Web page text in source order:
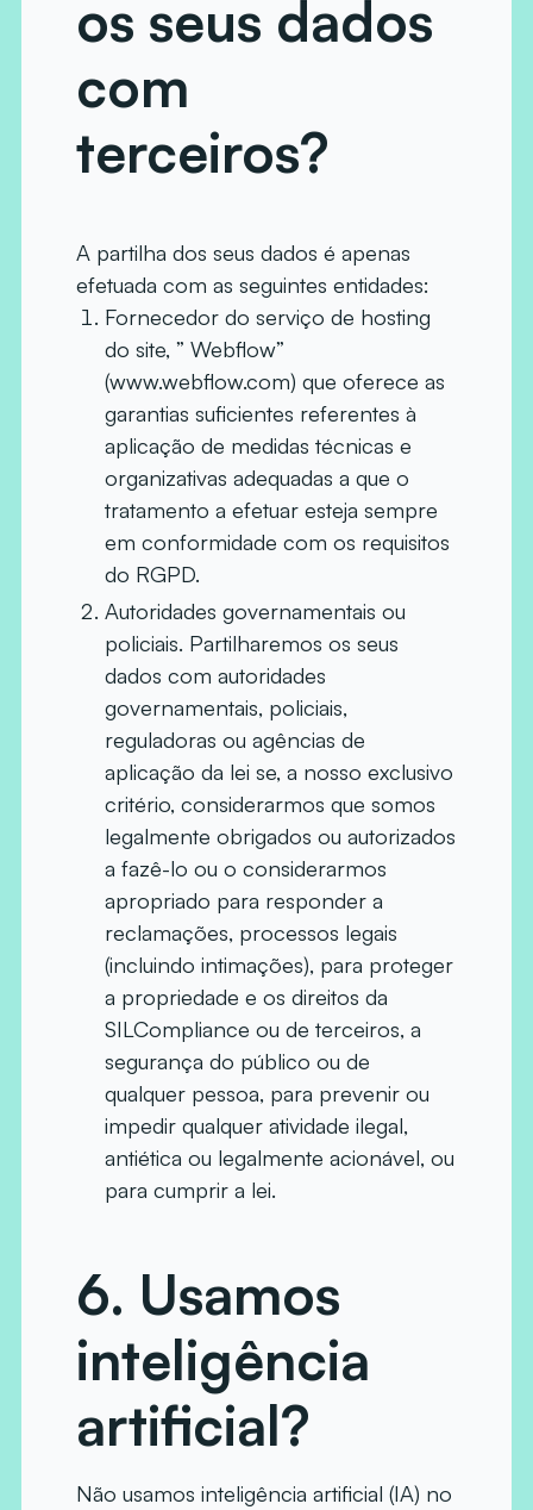
os seus dados
com
terceiros?
A partilha dos seus dados é apenas
efetuada com as seguintes entidades:
Fornecedor do serviço de hosting
do site, ” Webflow”
(www.webflow.com) que oferece as
garantias suficientes referentes à
aplicação de medidas técnicas e
organizativas adequadas a que o
tratamento a efetuar esteja sempre
em conformidade com os requisitos
do RGPD.
Autoridades governamentais ou
policiais. Partilharemos os seus
dados com autoridades
governamentais, policiais,
reguladoras ou agências de
aplicação da lei se, a nosso exclusivo
critério, considerarmos que somos
legalmente obrigados ou autorizados
a fazê-lo ou o considerarmos
apropriado para responder a
reclamações, processos legais
(incluindo intimações), para proteger
a propriedade e os direitos da
SILCompliance ou de terceiros, a
segurança do público ou de
qualquer pessoa, para prevenir ou
impedir qualquer atividade ilegal,
antiética ou legalmente acionável, ou
para cumprir a lei.
6. Usamos
inteligência
artificial?
Não usamos inteligência artificial (IA) no